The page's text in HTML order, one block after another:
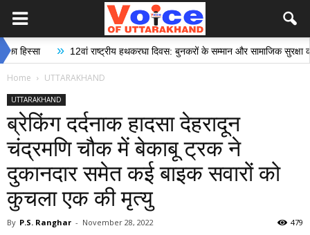
» 12वां राष्ट्रीय हथकरघा दिवस: बुनकरों के सम्मान और सामाजिक सुरक्षा की
Home UTTARAKHAND
UTTARAKHAND
ब्रेकिंग दर्दनाक हादसा देहरादून
चंद्रमणि चौक में बेकाबू ट्रक ने
दुकानदार समेत कई बाइक सवारों को
कुचला एक की मृत्यु
By P.S. Ranghar - November 28, 2022 479